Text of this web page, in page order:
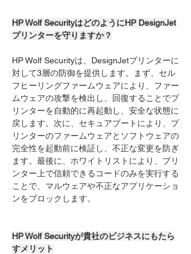
HP Wolf SecurityはどのようにHP DesignJet
プリンターを守りますか？
HP Wolf Securityは、DesignJetプリンターに
対して3層の防御を提供します。まず、セル
フヒーリングファームウェアにより、ファー
ムウェアの攻撃を検出し、回復することでプ
リンターを自動的に再起動し、安全な状態に
戻します。次に、セキュアブートにより、プ
リンターのファームウェアとソフトウェアの
完全性を起動前に検証し、不正な変更を防ぎ
ます。最後に、ホワイトリストにより、プリ
ンター上で信頼できるコードのみを実行する
ことで、マルウェアや不正なアプリケーショ
ンをブロックします。
HP Wolf Securityが貴社のビジネスにもたら
すメリット